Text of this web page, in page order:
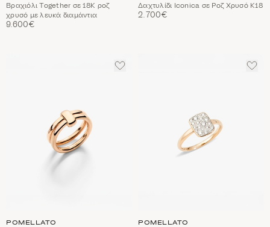
Βραχιόλι Together σε 18Κ ροζ
χρυσό με λευκά διαμάντια
9.600€
Δαχτυλίδι Iconica σε Ροζ Χρυσό Κ18
2.700€
ΠΡΟΣΘΈΣΤΕ
POMELLATO
POMELLATO